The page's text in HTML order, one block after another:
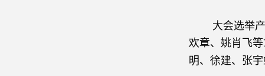
大会选举产生
欢章、姚肖飞等
明、徐建、张